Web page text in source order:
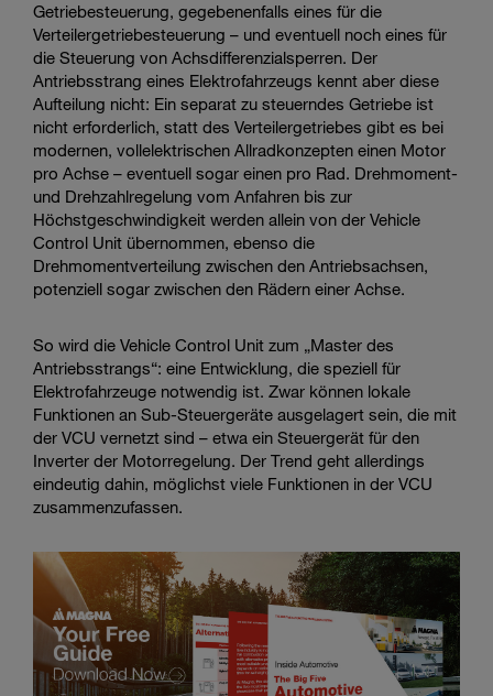
Getriebesteuerung, gegebenenfalls eines für die
Verteilergetriebesteuerung – und eventuell noch eines für
die Steuerung von Achsdifferenzialsperren. Der
Antriebsstrang eines Elektrofahrzeugs kennt aber diese
Aufteilung nicht: Ein separat zu steuerndes Getriebe ist
nicht erforderlich, statt des Verteilergetriebes gibt es bei
modernen, vollelektrischen Allradkonzepten einen Motor
pro Achse – eventuell sogar einen pro Rad. Drehmoment-
und Drehzahlregelung vom Anfahren bis zur
Höchstgeschwindigkeit werden allein von der Vehicle
Control Unit übernommen, ebenso die
Drehmomentverteilung zwischen den Antriebsachsen,
potenziell sogar zwischen den Rädern einer Achse.
So wird die Vehicle Control Unit zum „Master des
Antriebsstrangs“: eine Entwicklung, die speziell für
Elektrofahrzeuge notwendig ist. Zwar können lokale
Funktionen an Sub-Steuergeräte ausgelagert sein, die mit
der VCU vernetzt sind – etwa ein Steuergerät für den
Inverter der Motorregelung. Der Trend geht allerdings
eindeutig dahin, möglichst viele Funktionen in der VCU
zusammenzufassen.